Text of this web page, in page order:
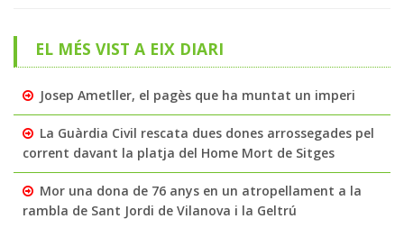
EL MÉS VIST A EIX DIARI
Josep Ametller, el pagès que ha muntat un imperi
La Guàrdia Civil rescata dues dones arrossegades pel
corrent davant la platja del Home Mort de Sitges
Mor una dona de 76 anys en un atropellament a la
rambla de Sant Jordi de Vilanova i la Geltrú